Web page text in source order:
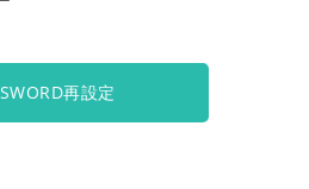
再設定